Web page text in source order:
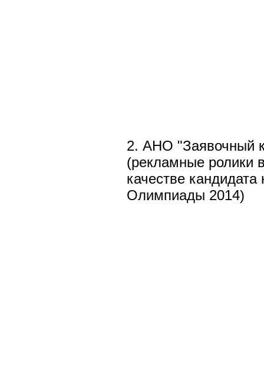
2. АНО "Заявочный
(рекламные ролики
качестве
Олимпиады 2014)